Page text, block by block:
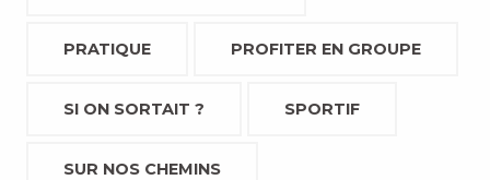
PRATIQUE PROFITER EN GROUPE
SI ON SORTAIT ? SPORTIF
SUR NOS CHEMINS